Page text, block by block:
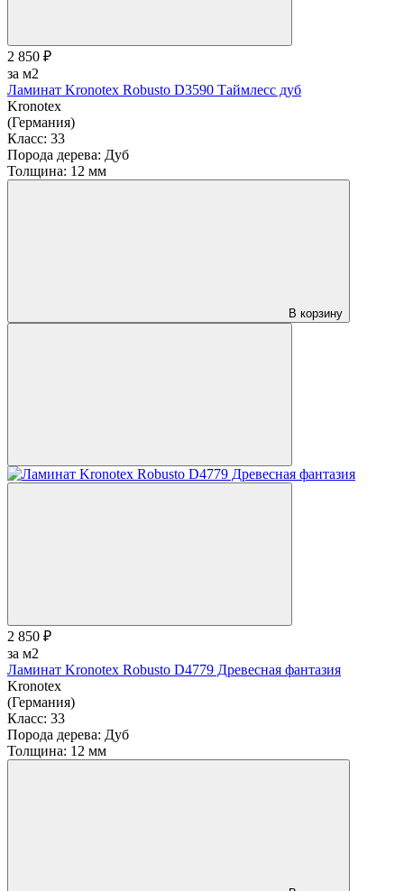
2 850 ₽
за м2
Ламинат Kronotex Robusto D3590 Таймлесс дуб
Kronotex
(Германия)
Класс: 33
Порода дерева: Дуб
Толщина: 12 мм
В корзину
2 850 ₽
за м2
Ламинат Kronotex Robusto D4779 Древесная фантазия
Kronotex
(Германия)
Класс: 33
Порода дерева: Дуб
Толщина: 12 мм